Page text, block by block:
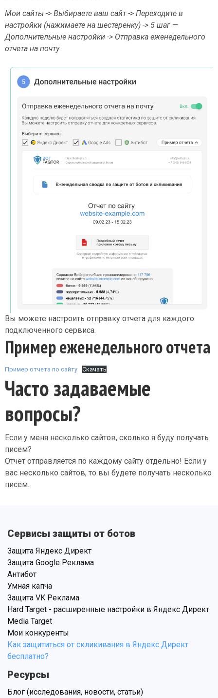
Мои сайты -> Выбираете ваш сайт -> Переходите в
настройки (нажимаете на шестеренку) -> 5 шаг —
Дополнительные настройки -> Отправка еженедельного
отчета на почту.
Вы можете настроить отправку отчета для каждого
подключенного сервиса.
Пример еженедельного отчета
Пример отчета по сайту Скачать
Часто задаваемые
вопросы?
Если у меня несколько сайтов, сколько я буду получать
писем?
Отчет отправляется по каждому сайту отдельно! Если у
вас несколько сайтов, то вы будете получать несколько
писем.
Сервисы защиты от ботов
Защита Яндекс Директ
Защита Google Реклама
Антибот
Умная капча
Защита VK Реклама
Hard Target - расширенные настройки в Яндекс Директ
Media Target
Мои конкуренты
Как защититься от скликивания в Яндекс Директ
бесплатно?
Ресурсы
Блог (исследования, новости, статьи)